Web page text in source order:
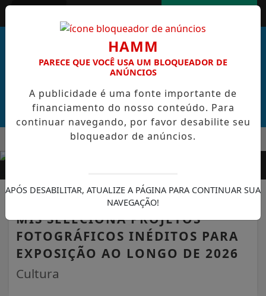
DE CABO VERDE VENCE ELEIÇÃO DO GOL MAIS BONITO
CULTURA
MIS SELECIONA PROJETOS
FOTOGRÁFICOS INÉDITOS PARA
EXPOSIÇÃO AO LONGO DE 2026
Cultura
HAMM
PARECE QUE VOCÊ USA UM BLOQUEADOR DE
ANÚNCIOS
A publicidade é uma fonte importante de
financiamento do nosso conteúdo. Para
continuar navegando, por favor desabilite seu
bloqueador de anúncios.
APÓS DESABILITAR, ATUALIZE A PÁGINA PARA CONTINUAR SUA
NAVEGAÇÃO!